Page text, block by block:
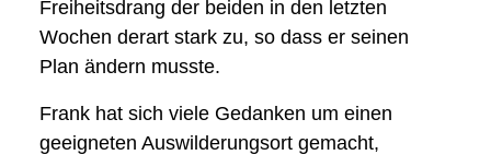
Freiheitsdrang der beiden in den letzten
Wochen derart stark zu, so dass er seinen
Plan ändern musste.
Frank hat sich viele Gedanken um einen
geeigneten Auswilderungsort gemacht,